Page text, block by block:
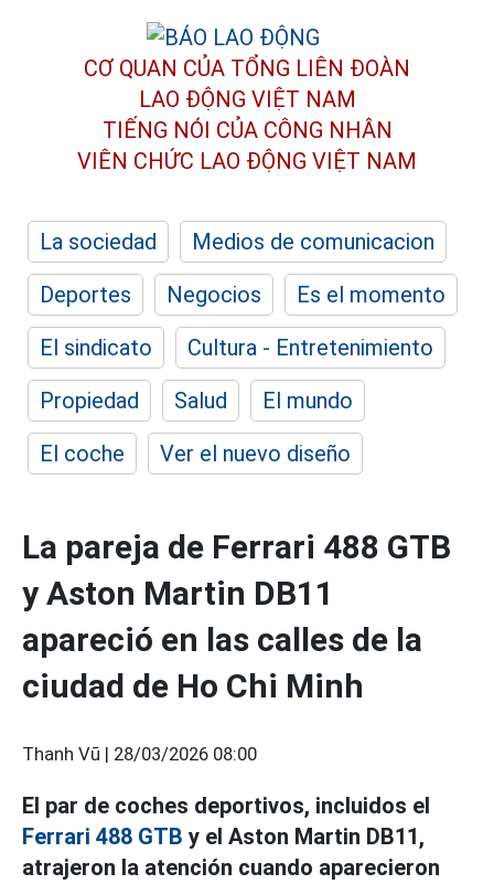
CƠ QUAN CỦA TỔNG LIÊN ĐOÀN
LAO ĐỘNG VIỆT NAM
TIẾNG NÓI CỦA CÔNG NHÂN
VIÊN CHỨC LAO ĐỘNG VIỆT NAM
La sociedad
Medios de comunicacion
Deportes
Negocios
Es el momento
El sindicato
Cultura - Entretenimiento
Propiedad
Salud
El mundo
El coche
Ver el nuevo diseño
La pareja de Ferrari 488 GTB
y Aston Martin DB11
apareció en las calles de la
ciudad de Ho Chi Minh
Thanh Vũ | 28/03/2026 08:00
El par de coches deportivos, incluidos el
Ferrari 488 GTB y el Aston Martin DB11,
atrajeron la atención cuando aparecieron